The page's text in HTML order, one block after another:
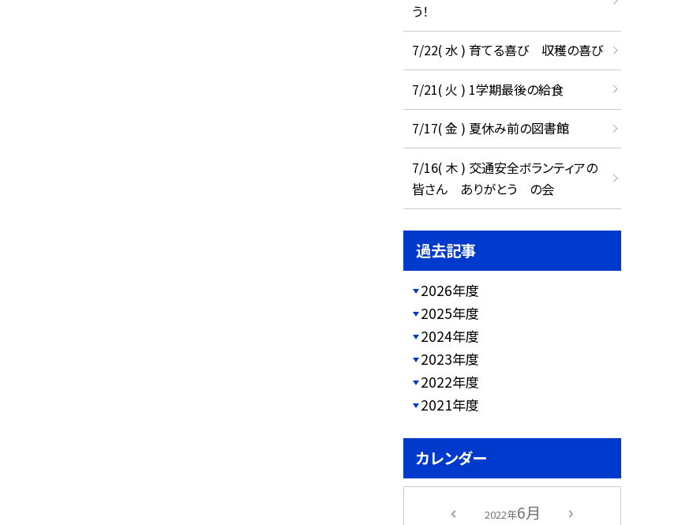
う！
7/22( 水 ) 育てる喜び 収穫の喜び
7/21( 火 ) 1学期最後の給食
7/17( 金 ) 夏休み前の図書館
7/16( 木 ) 交通安全ボランティアの
皆さん ありがとう の会
過去記事
2026年度
2025年度
2024年度
2023年度
2022年度
2021年度
カレンダー
2022年6月